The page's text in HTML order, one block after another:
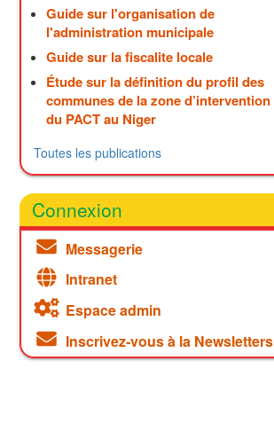
Guide sur l'organisation de
l'administration municipale
Guide sur la fiscalite locale
Étude sur la définition du profil des
communes de la zone d’intervention
du PACT au Niger
Toutes les publications
Connexion
Messagerie
Intranet
Espace admin
Inscrivez-vous à la Newsletters